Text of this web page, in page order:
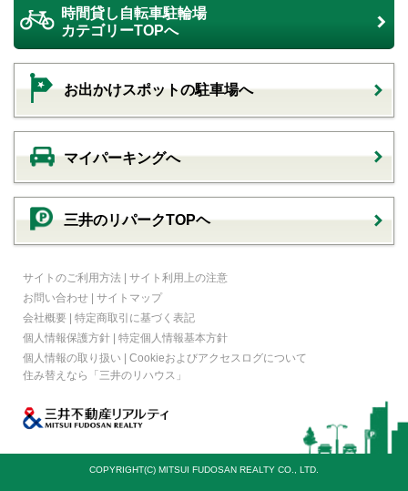
時間貸し自転車駐輪場
カテゴリーTOPへ
お出かけスポットの駐車場へ
マイパーキングへ
三井のリパークTOPヘ
サイトのご利用方法 | サイト利用上の注意
お問い合わせ | サイトマップ
会社概要 | 特定商取引に基づく表記
個人情報保護方針 | 特定個人情報基本方針
個人情報の取り扱い | Cookieおよびアクセスログについて
住み替えなら
「三井のリハウス」
COPYRIGHT(C) MITSUI FUDOSAN REALTY CO., LTD.